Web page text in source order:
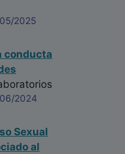
2025
conducta
2024
Sexual
al